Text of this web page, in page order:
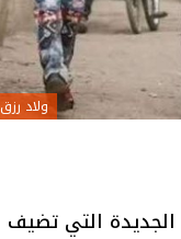
ولاد رزق
الجديدة التي تضيف